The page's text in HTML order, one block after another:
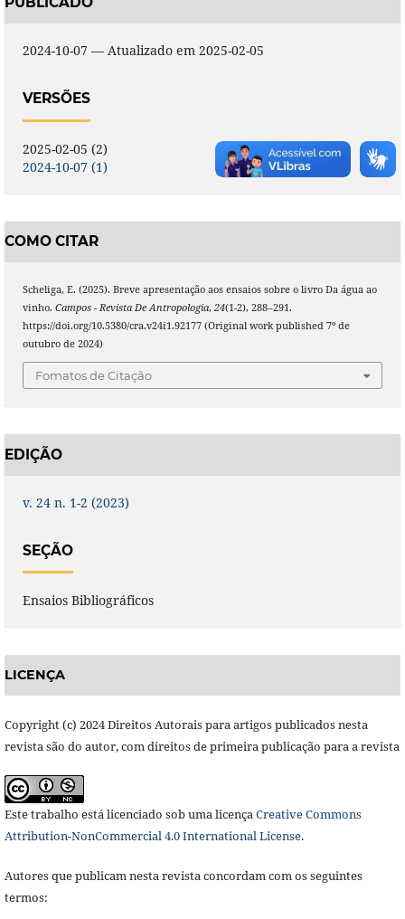
2024-10-07 — Atualizado em 2025-02-05
VERSÕES
2025-02-05 (2)
2024-10-07 (1)
COMO CITAR
Scheliga, E. (2025). Breve apresentação aos ensaios sobre o livro Da água ao
vinho. Campos - Revista De Antropologia, 24(1-2), 288–291.
https://doi.org/10.5380/cra.v24i1.92177 (Original work published 7º de
outubro de 2024)
Fomatos de Citação
EDIÇÃO
v. 24 n. 1-2 (2023)
SEÇÃO
Ensaios Bibliográficos
LICENÇA
Copyright (c) 2024 Direitos Autorais para artigos publicados nesta
revista são do autor, com direitos de primeira publicação para a revista
Este trabalho está licenciado sob uma licençaCreative Commons
Attribution-NonCommercial 4.0 International License.
Autores que publicam nesta revista concordam com os seguintes
termos: